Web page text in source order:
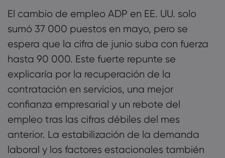
El cambio de empleo ADP en EE. UU. solo
sumó 37 000 puestos en mayo, pero se
espera que la cifra de junio suba con fuerza
hasta 90 000. Este fuerte repunte se
explicaría por la recuperación de la
contratación en servicios, una mejor
confianza empresarial y un rebote del
empleo tras las cifras débiles del mes
anterior. La estabilización de la demanda
laboral y los factores estacionales también